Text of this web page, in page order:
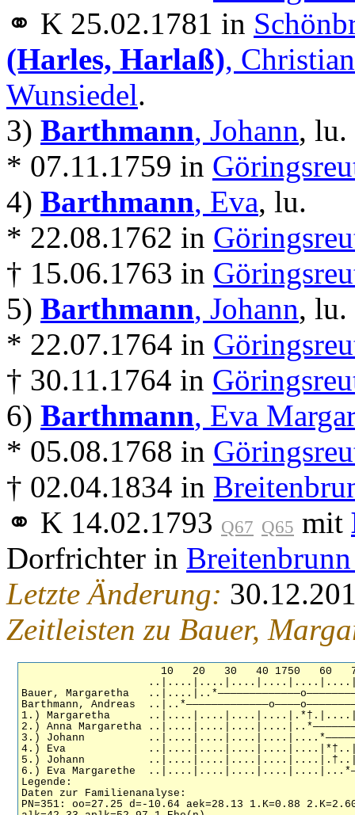
⚭ K 25.02.1781 in
(Harles, Harlaß), Christian
Wunsiedel.
3) Barthmann, Johann, lu.
* 07.11.1759 in
4) Barthmann, Eva, lu.
* 22.08.1762 in
† 15.06.1763 in
5) Barthmann, Johann, lu.
* 22.07.1764 in
† 30.11.1764 in
6) Barthmann, Eva
* 05.08.1768 in
† 02.04.1834 in
⚭ K 14.02.1793 Q67 Q65 mit
Dorfrichter in
Letzte Änderung:
Zeitleisten zu Bauer,